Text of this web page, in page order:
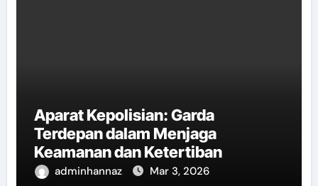
Aparat Kepolisian: Garda
Terdepan dalam Menjaga
Keamanan dan Ketertiban
adminhannaz Mar 3, 2026